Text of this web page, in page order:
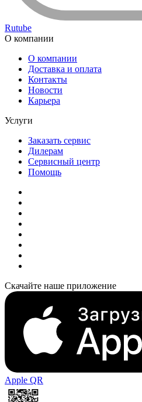
Rutube
О компании
О компании
Доставка и оплата
Контакты
Новости
Карьера
Услуги
Заказать сервис
Дилерам
Сервисный центр
Помощь
Скачайте наше приложение
Apple QR